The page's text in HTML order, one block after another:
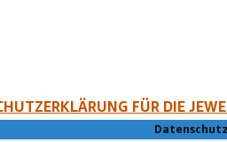
FÜR DIE